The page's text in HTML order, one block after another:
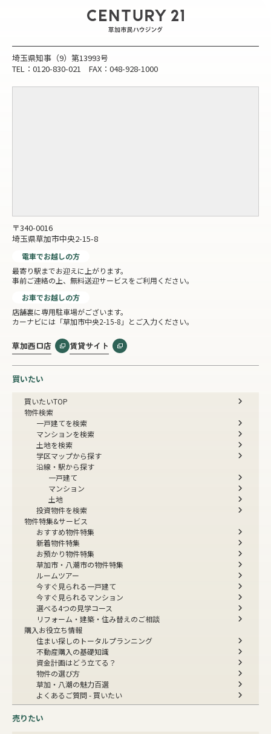
埼玉県知事（9）第13993号
TEL：0120-830-021 FAX：048-928-1000
〒340-0016
埼玉県草加市中央2-15-8
電車でお越しの方
最寄り駅までお迎えに上がります。
事前ご連絡の上、無料送迎サービスをご利用ください。
お車でお越しの方
店舗裏に専用駐車場がございます。
カーナビには「草加市中央2-15-8」とご入力ください。
草加西口店 賃貸サイト
買いたい
買いたいTOP
物件検索
一戸建てを検索
マンションを検索
土地を検索
学区マップから探す
沿線・駅から探す
一戸建て
マンション
土地
投資物件を検索
物件特集&サービス
おすすめ物件特集
新着物件特集
お預かり物件特集
草加市・八潮市の物件特集
ルームツアー
今すぐ見られる一戸建て
今すぐ見られるマンション
選べる4つの見学コース
リフォーム・建築・住み替えのご相談
購入お役立ち情報
住まい探しのトータルプランニング
不動産購入の基礎知識
資金計画はどう立てる？
物件の選び方
草加・八潮の魅力百選
よくあるご質問 - 買いたい
売りたい